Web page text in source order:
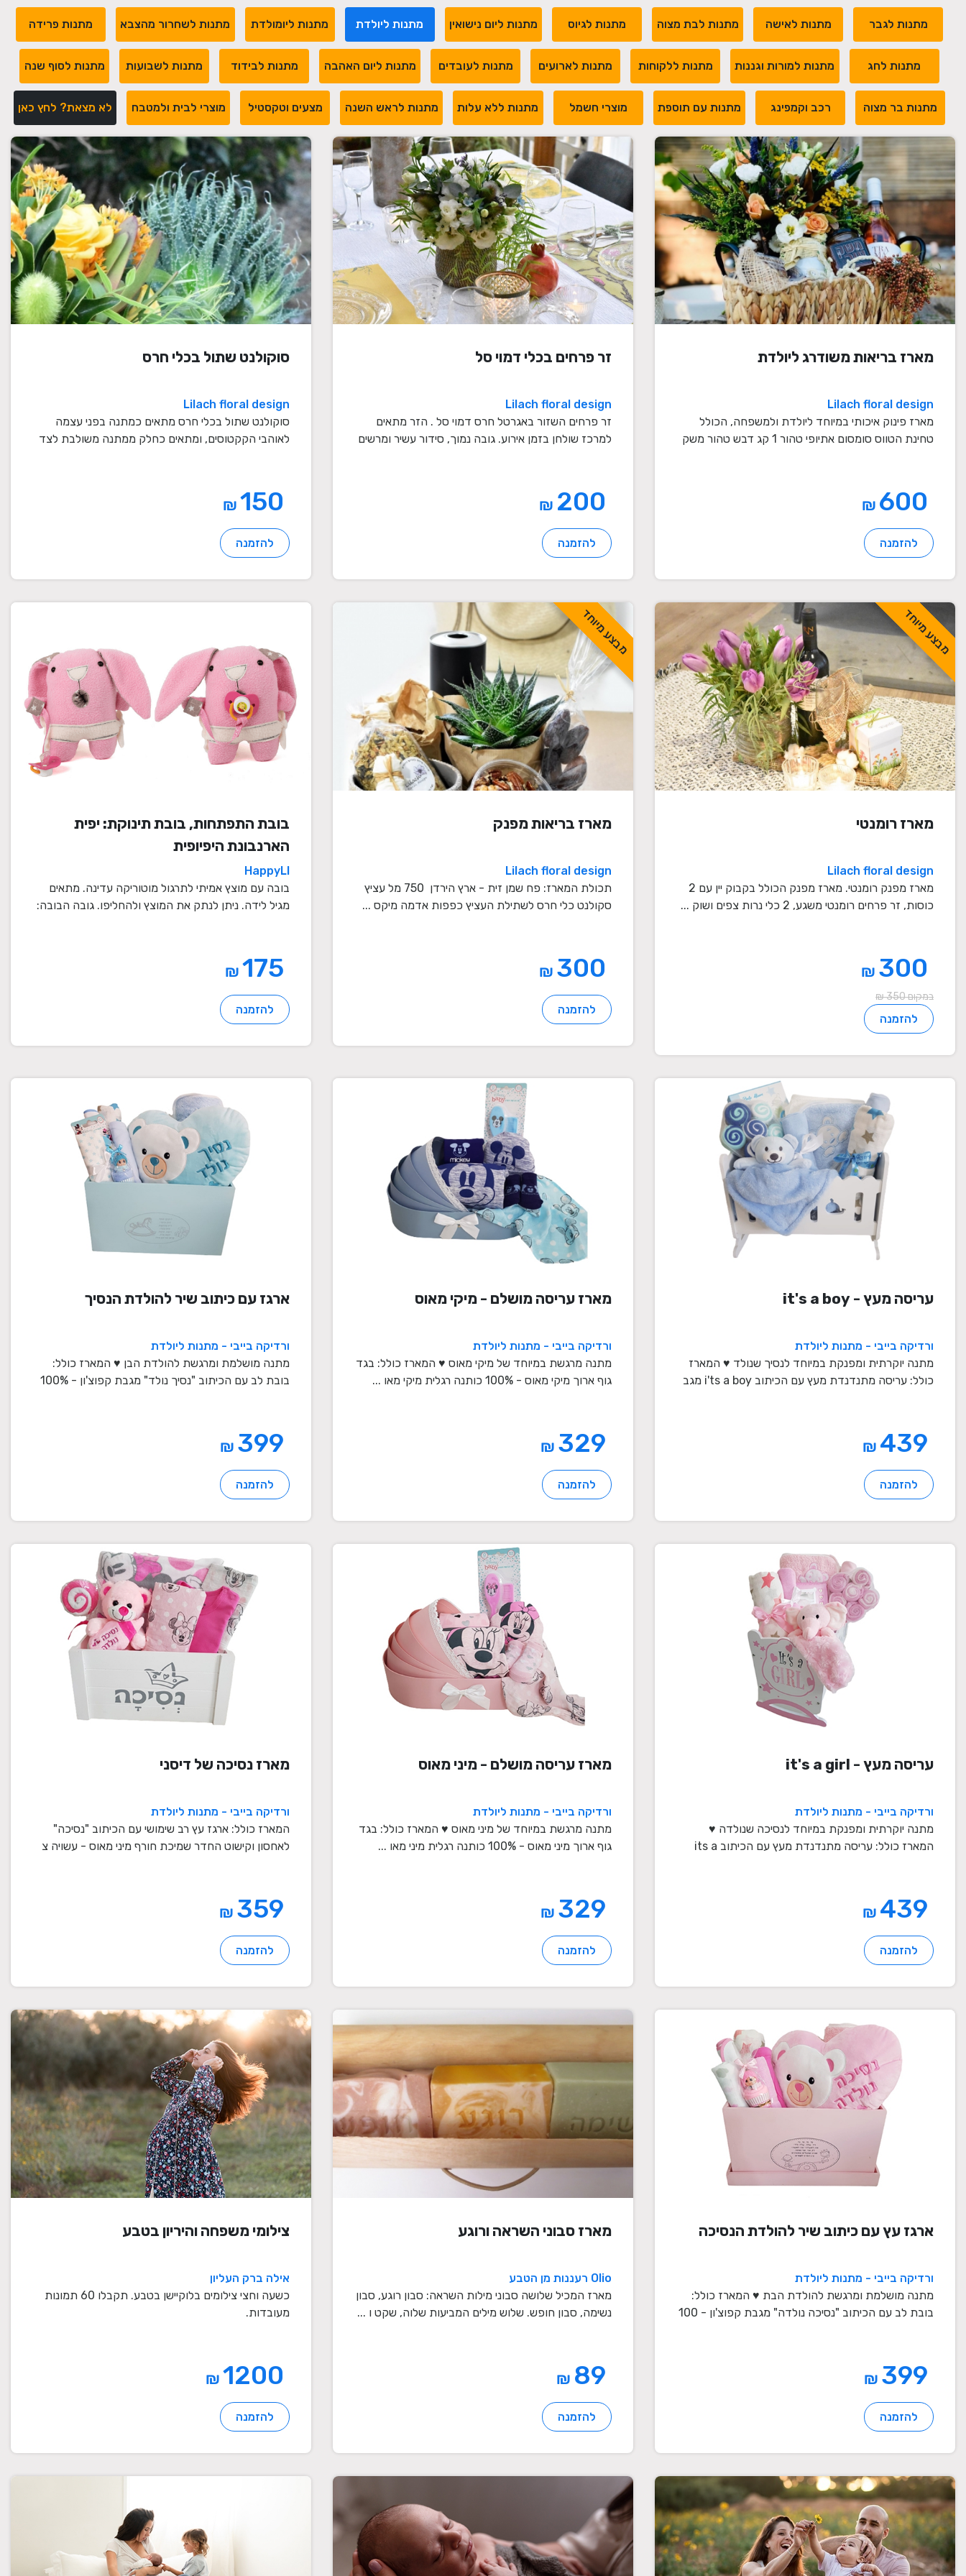
מתנות לגבר מתנות לאישה מתנות לבת מצוה מתנות לגיוס מתנות ליום נישואין מתנות ליולדת מתנות ליומולדת מתנות לשחרור מהצבא מתנות פרידה
מתנות לחג מתנות למורות וגננות מתנות ללקוחות מתנות לארועים מתנות לעובדים מתנות ליום האהבה מתנות לבידוד מתנות לשבועות מתנות לסוף שנה
מתנות בר מצוה רכב וקמפינג מתנות עם תוספת מוצרי חשמל מתנות ללא עלות מתנות לראש השנה מצעים וטקסטיל מוצרי לבית ולמטבח לא מצאת? לחץ כאן
מארז בריאות משודרג ליולדת
Lilach floral design
מארז פינוק איכותי במיוחד ליולדת ולמשפחה, הכולל
טחינת הטווס סומסום אתיופי טהור 1 קג דבש טהור משק
₪
להזמנה
זר פרחים בכלי דמוי סל
Lilach floral design
זר פרחים השזור באגרטל חרס דמוי סל . הזר מתאים
למרכז שולחן בזמן אירוע. גובה נמוך, סידור עשיר ומרשים
₪
להזמנה
סוקולנט שתול בכלי חרס
Lilach floral design
סוקולנט שתול בכלי חרס מתאים כמתנה בפני עצמה
לאוהבי הקקטוסים, ומתאים כחלק ממתנה משולבת לצד
₪
להזמנה
מבצע מיוחד
מארז רומנטי
Lilach floral design
מארז מפנק רומנטי. מארז מפנק הכולל בקבוק יין עם 2
כוסות, זר פרחים רומנטי משגע, 2 כלי נרות צפים ושוק ...
₪
במקום 350 ₪
להזמנה
מבצע מיוחד
מארז בריאות מפנק
Lilach floral design
תכולת המארז: פח שמן זית - ארץ הירדן 750 מל עציץ
סקולנט כלי חרס לשתילת העציץ כפפות אדמה מיקס ...
₪
להזמנה
בובת התפתחות, בובת תינוקת: יפית
הארנבונת היפיופית
HappyLI
בובה עם מוצץ אמיתי לתרגול מוטוריקה עדינה. מתאים
מגיל לידה. ניתן לנתק את המוצץ ולהחליפו. גובה הבובה:
₪
להזמנה
עריסה מעץ - it's a boy
ורדיקה בייבי - מתנות ליולדת
מתנה יוקרתית ומפנקת במיוחד לנסיך שנולד ♥ המארז
כולל: עריסה מתנדנדת מעץ עם הכיתוב i'ts a boy מגב
₪
להזמנה
מארז עריסה מושלם - מיקי מאוס
ורדיקה בייבי - מתנות ליולדת
מתנה מרגשת במיוחד של מיקי מאוס ♥ המארז כולל: בגד
גוף ארוך מיקי מאוס - 100% כותנה רגלית מיקי מאו ...
₪
להזמנה
ארגז עם כיתוב שיר להולדת הנסיך
ורדיקה בייבי - מתנות ליולדת
מתנה מושלמת ומרגשת להולדת הבן ♥ המארז כולל:
בובת לב עם הכיתוב "נסיך נולד" מגבת קפוצ'ון - 100%
₪
להזמנה
עריסה מעץ - it's a girl
ורדיקה בייבי - מתנות ליולדת
מתנה יוקרתית ומפנקת במיוחד לנסיכה שנולדה ♥
המארז כולל: עריסה מתנדנדת מעץ עם הכיתוב its a
₪
להזמנה
מארז עריסה מושלם - מיני מאוס
ורדיקה בייבי - מתנות ליולדת
מתנה מרגשת במיוחד של מיני מאוס ♥ המארז כולל: בגד
גוף ארוך מיני מאוס - 100% כותנה רגלית מיני מאו ...
₪
להזמנה
מארז נסיכה של דיסני
ורדיקה בייבי - מתנות ליולדת
המארז כולל: ארגז עץ רב שימושי עם הכיתוב "נסיכה"
לאחסון וקישוט החדר שמיכת חורף מיני מאוס - עשויה צ
₪
להזמנה
ארגז עץ עם כיתוב שיר להולדת הנסיכה
ורדיקה בייבי - מתנות ליולדת
מתנה מושלמת ומרגשת להולדת הבת ♥ המארז כולל:
בובת לב עם הכיתוב "נסיכה נולדה" מגבת קפוצ'ון - 100
₪
להזמנה
מארז סבוני השראה ורוגע
Olio רעננות מן הטבע
מארז המכיל שלושה סבוני מילות השראה: סבון רוגע, סבון
נשימה, סבון חופש. שלוש מילים המביעות שלוה, שקט ו ...
₪
להזמנה
צילומי משפחה והיריון בטבע
אילה ברק העליון
כשעה וחצי צילומים בלוקיישן בטבע. תקבלו 60 תמונות
מעובדות.
₪
להזמנה